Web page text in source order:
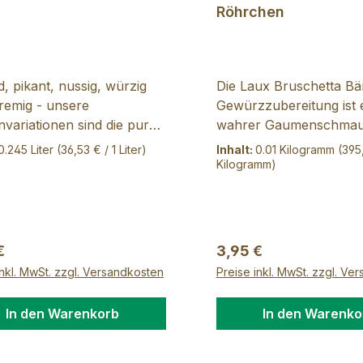
pikant, nussig, würzig
- unsere
sind die pure
Mit liebevoll
Produktserie finden
die perfekte
für Ihre Gerichte -
kalt, Fleisch oder
Liter (36,53 € / 1 Liter)
Preis:
MwSt. zzgl. Versandkosten
In den Warenkorb
Röhrchen
Die Laux Bruschetta
Gewürzzubereitung ist
wahrer
Bärlauch-Liebhaber!
Mit Tomatenflocken
erhält. Knoblauch sorgt
zusätzliche Würze und
das Geschmacksprofil ab.
Gewürzmischung
Inhalt: 0.01 Kilogramm
Kilogramm)
Regulärer Preis:
3,95 €
Preise inkl. MwSt. zzgl.
In den